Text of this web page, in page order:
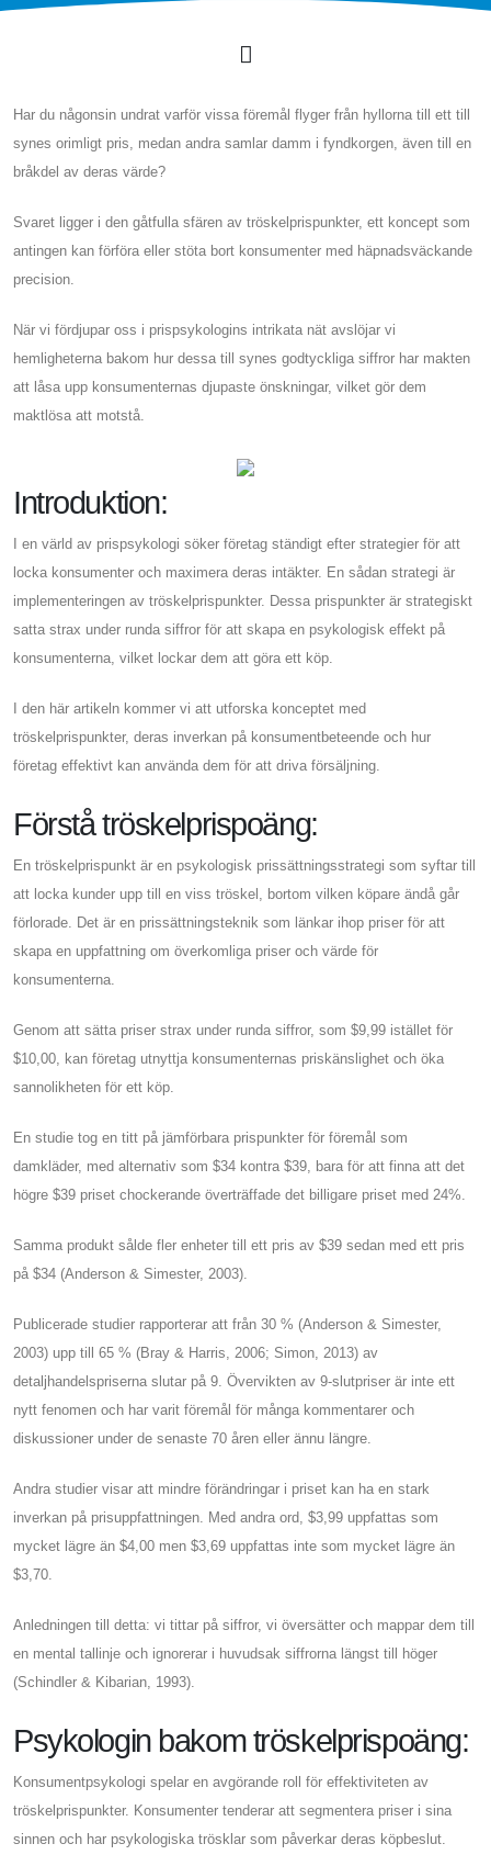
Har du någonsin undrat varför vissa föremål flyger från hyllorna till ett till
synes orimligt pris, medan andra samlar damm i fyndkorgen, även till en
bråkdel av deras värde?
Svaret ligger i den gåtfulla sfären av tröskelprispunkter, ett koncept som
antingen kan förföra eller stöta bort konsumenter med häpnadsväckande
precision.
När vi fördjupar oss i prispsykologins intrikata nät avslöjar vi
hemligheterna bakom hur dessa till synes godtyckliga siffror har makten
att låsa upp konsumenternas djupaste önskningar, vilket gör dem
maktlösa att motstå.
Introduktion:
I en värld av prispsykologi söker företag ständigt efter strategier för att
locka konsumenter och maximera deras intäkter. En sådan strategi är
implementeringen av tröskelprispunkter. Dessa prispunkter är strategiskt
satta strax under runda siffror för att skapa en psykologisk effekt på
konsumenterna, vilket lockar dem att göra ett köp.
I den här artikeln kommer vi att utforska konceptet med
tröskelprispunkter, deras inverkan på konsumentbeteende och hur
företag effektivt kan använda dem för att driva försäljning.
Förstå tröskelprispoäng:
En tröskelprispunkt är en psykologisk prissättningsstrategi som syftar till
att locka kunder upp till en viss tröskel, bortom vilken köpare ändå går
förlorade. Det är en prissättningsteknik som länkar ihop priser för att
skapa en uppfattning om överkomliga priser och värde för
konsumenterna.
Genom att sätta priser strax under runda siffror, som $9,99 istället för
$10,00, kan företag utnyttja konsumenternas priskänslighet och öka
sannolikheten för ett köp.
En studie tog en titt på jämförbara prispunkter för föremål som
damkläder, med alternativ som $34 kontra $39, bara för att finna att det
högre $39 priset chockerande överträffade det billigare priset med 24%.
Samma produkt sålde fler enheter till ett pris av $39 sedan med ett pris
på $34 (Anderson & Simester, 2003).
Publicerade studier rapporterar att från 30 % (Anderson & Simester,
2003) upp till 65 % (Bray & Harris, 2006; Simon, 2013) av
detaljhandelspriserna slutar på 9. Övervikten av 9-slutpriser är inte ett
nytt fenomen och har varit föremål för många kommentarer och
diskussioner under de senaste 70 åren eller ännu längre.
Andra studier visar att mindre förändringar i priset kan ha en stark
inverkan på prisuppfattningen. Med andra ord, $3,99 uppfattas som
mycket lägre än $4,00 men $3,69 uppfattas inte som mycket lägre än
$3,70.
Anledningen till detta: vi tittar på siffror, vi översätter och mappar dem till
en mental tallinje och ignorerar i huvudsak siffrorna längst till höger
(Schindler & Kibarian, 1993).
Psykologin bakom tröskelprispoäng:
Konsumentpsykologi spelar en avgörande roll för effektiviteten av
tröskelprispunkter. Konsumenter tenderar att segmentera priser i sina
sinnen och har psykologiska trösklar som påverkar deras köpbeslut.